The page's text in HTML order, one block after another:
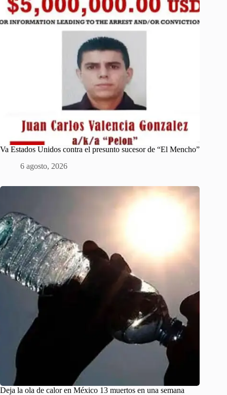
Va Estados Unidos contra el presunto sucesor de “El Mencho”
6 agosto, 2026
Deja la ola de calor en México 13 muertos en una semana